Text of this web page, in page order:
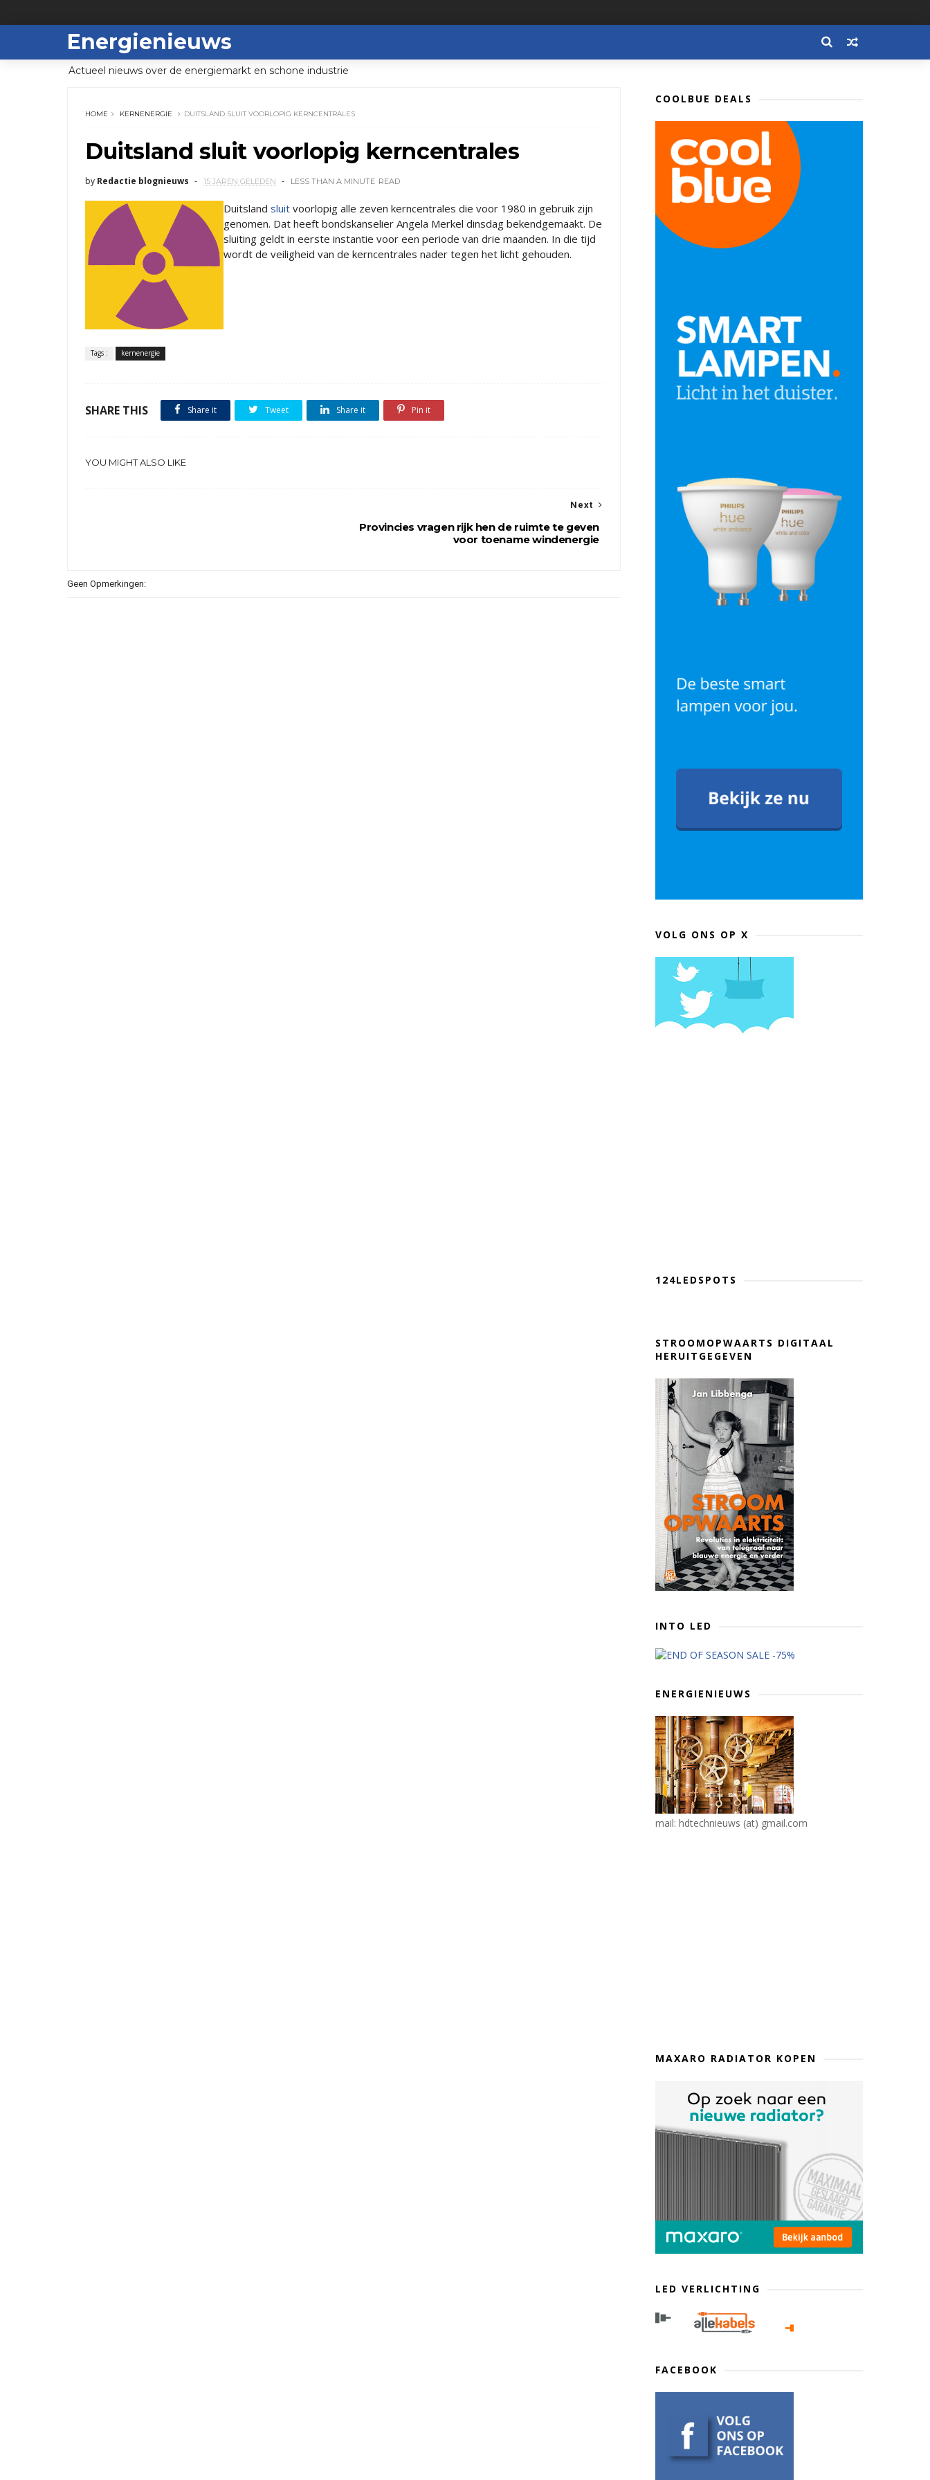
Energienieuws
Actueel nieuws over de energiemarkt en schone industrie
HOME KERNENERGIE DUITSLAND SLUIT VOORLOPIG KERNCENTRALES
Duitsland sluit voorlopig kerncentrales
by Redactie blognieuws 15 JAREN GELEDEN LESS THAN A MINUTE READ
Duitsland sluit voorlopig alle zeven kerncentrales die voor 1980 in gebruik zijn
genomen. Dat heeft bondskanselier Angela Merkel dinsdag bekendgemaakt. De
sluiting geldt in eerste instantie voor een periode van drie maanden. In die tijd
wordt de veiligheid van de kerncentrales nader tegen het licht gehouden.
Tags : kernenergie
SHARE THIS Share it Tweet Share it Pin it
YOU MIGHT ALSO LIKE
Next
Provincies vragen rijk hen de ruimte te geven
voor toename windenergie
Geen Opmerkingen:
COOLBUE DEALS
VOLG ONS OP X
124LEDSPOTS
STROOMOPWAARTS DIGITAAL
HERUITGEGEVEN
INTO LED
ENERGIENIEUWS
mail: hdtechnieuws (at) gmail.com
MAXARO RADIATOR KOPEN
LED VERLICHTING
FACEBOOK